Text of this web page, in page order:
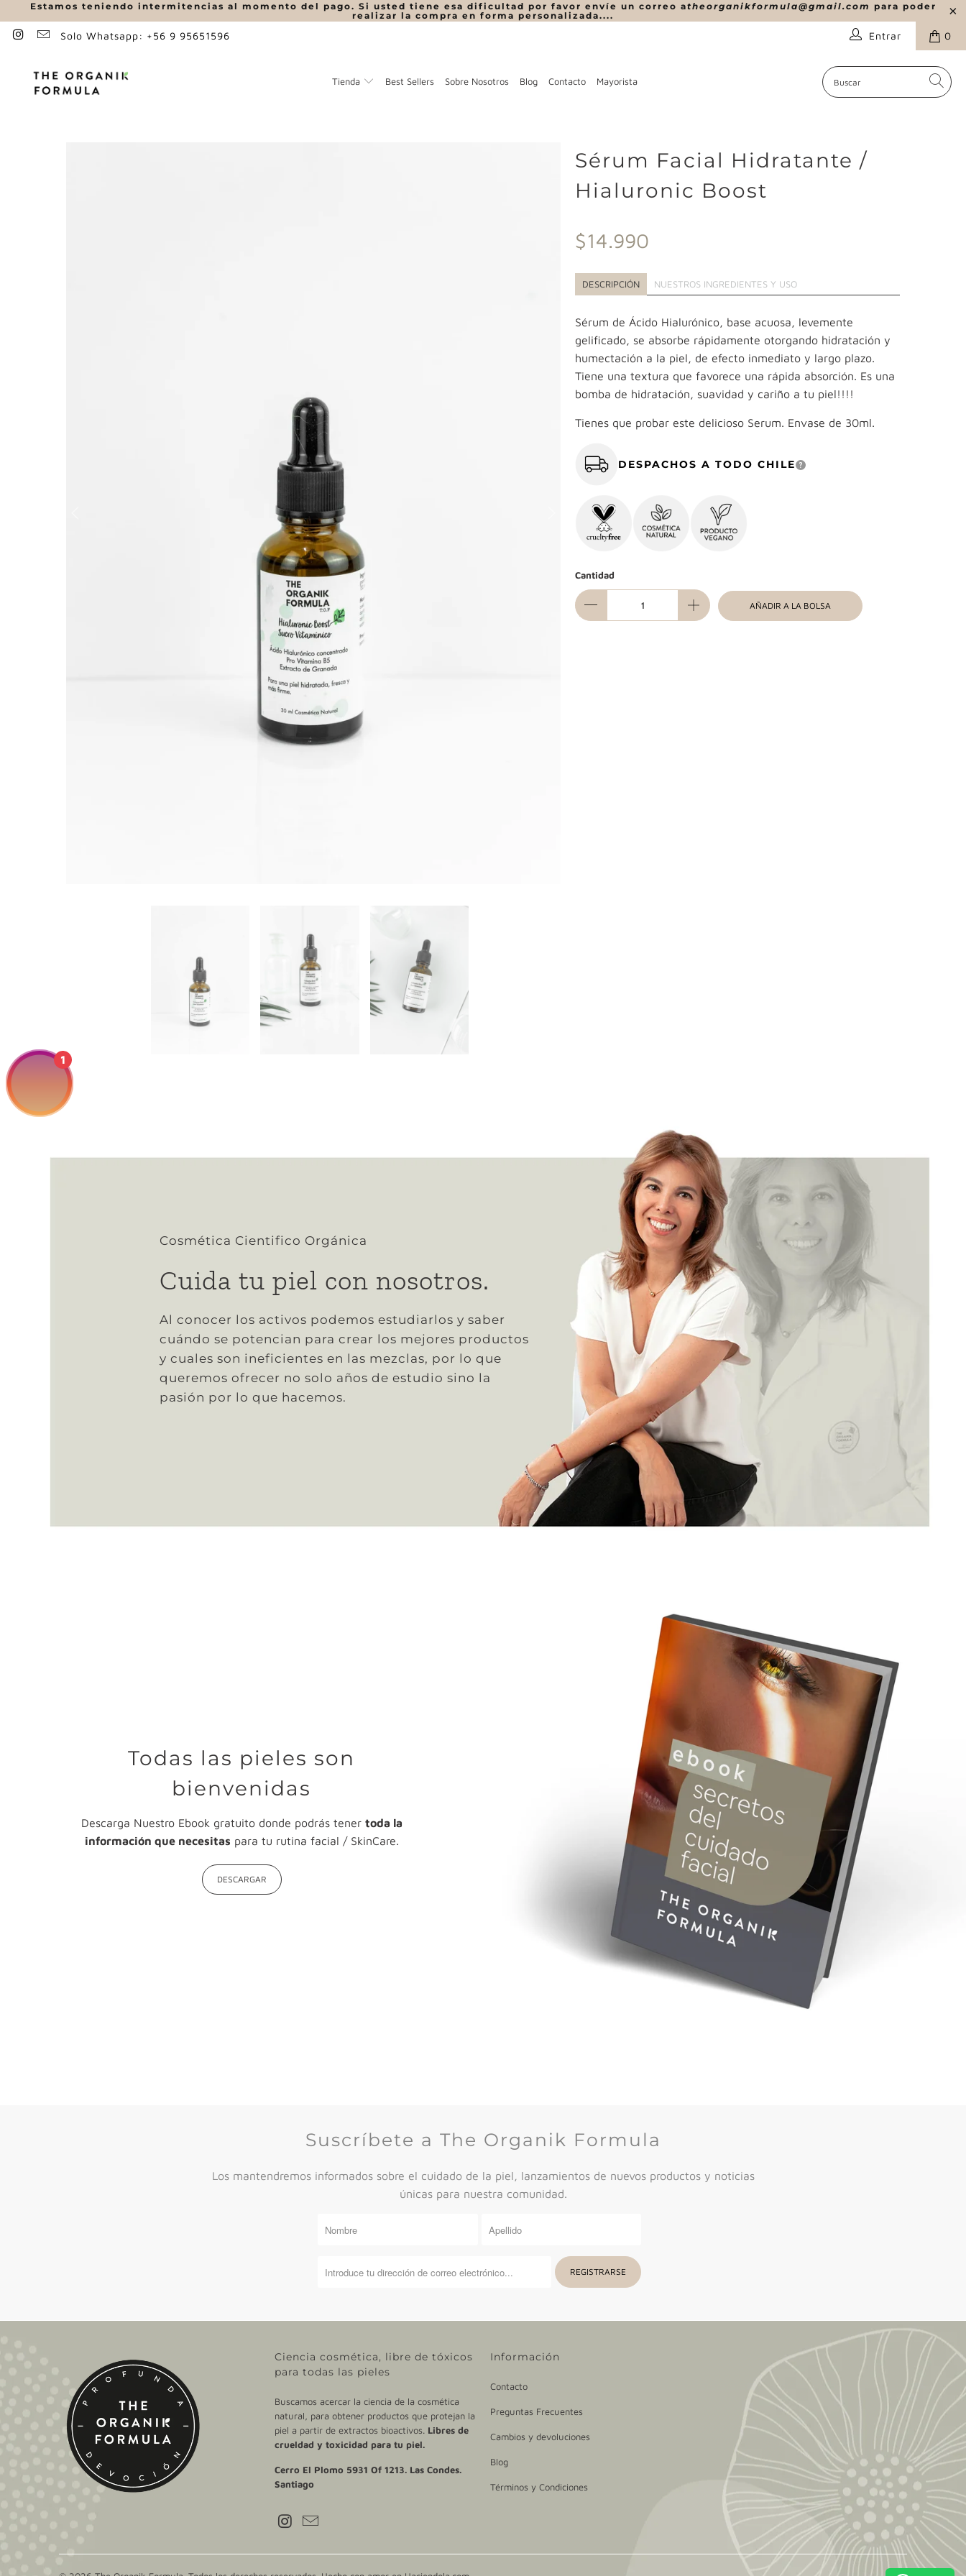
Estamos teniendo intermitencias al momento del pago. Si usted tiene esa dificultad por favor envíe un correo atheorganikformula@gmail.com para poder
realizar la compra en forma personalizada....
Solo Whatsapp: +56 9 95651596 Entrar 0
Tienda Best Sellers Sobre Nosotros Blog Contacto Mayorista
Sérum Facial Hidratante /
Hialuronic Boost
$14.990
DESCRIPCIÓN NUESTROS INGREDIENTES Y USO
Sérum de Ácido Hialurónico, base acuosa, levemente
gelificado, se absorbe rápidamente otorgando hidratación y
humectación a la piel, de efecto inmediato y largo plazo.
Tiene una textura que favorece una rápida absorción. Es una
bomba de hidratación, suavidad y cariño a tu piel!!!!
Tienes que probar este delicioso Serum. Envase de 30ml.
DESPACHOS A TODO CHILE
Cantidad
AÑADIR A LA BOLSA
Cosmética Cientifico Orgánica
Cuida tu piel con nosotros.
Al conocer los activos podemos estudiarlos y saber
cuándo se potencian para crear los mejores productos
y cuales son ineficientes en las mezclas, por lo que
queremos ofrecer no solo años de estudio sino la
pasión por lo que hacemos.
Todas las pieles son
bienvenidas
Descarga Nuestro Ebook gratuito donde podrás tener toda la
información que necesitas para tu rutina facial / SkinCare.
DESCARGAR
Suscríbete a The Organik Formula
Los mantendremos informados sobre el cuidado de la piel, lanzamientos de nuevos productos y noticias
únicas para nuestra comunidad.
Ciencia cosmética, libre de tóxicos
para todas las pieles
Buscamos acercar la ciencia de la cosmética
natural, para obtener productos que protejan la
piel a partir de extractos bioactivos. Libres de
crueldad y toxicidad para tu piel.
Cerro El Plomo 5931 Of 1213. Las Condes.
Santiago
Información
Contacto
Preguntas Frecuentes
Cambios y devoluciones
Blog
Términos y Condiciones
1